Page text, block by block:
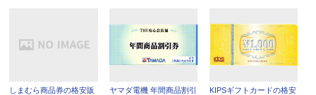
しまむら商品券の格安販
ヤマダ電機 年間商品割引
KIPSギフトカードの格安